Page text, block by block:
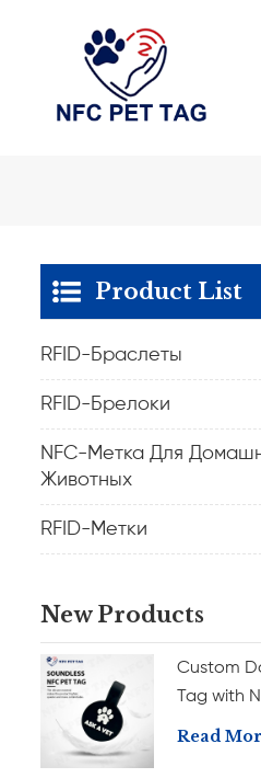
Product List
RFID-Браслеты
RFID-Брелоки
NFC-Метка Для
Животных
RFID-Метки
New Products
Custom
Tag with
Read